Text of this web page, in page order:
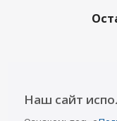
Наш сайт